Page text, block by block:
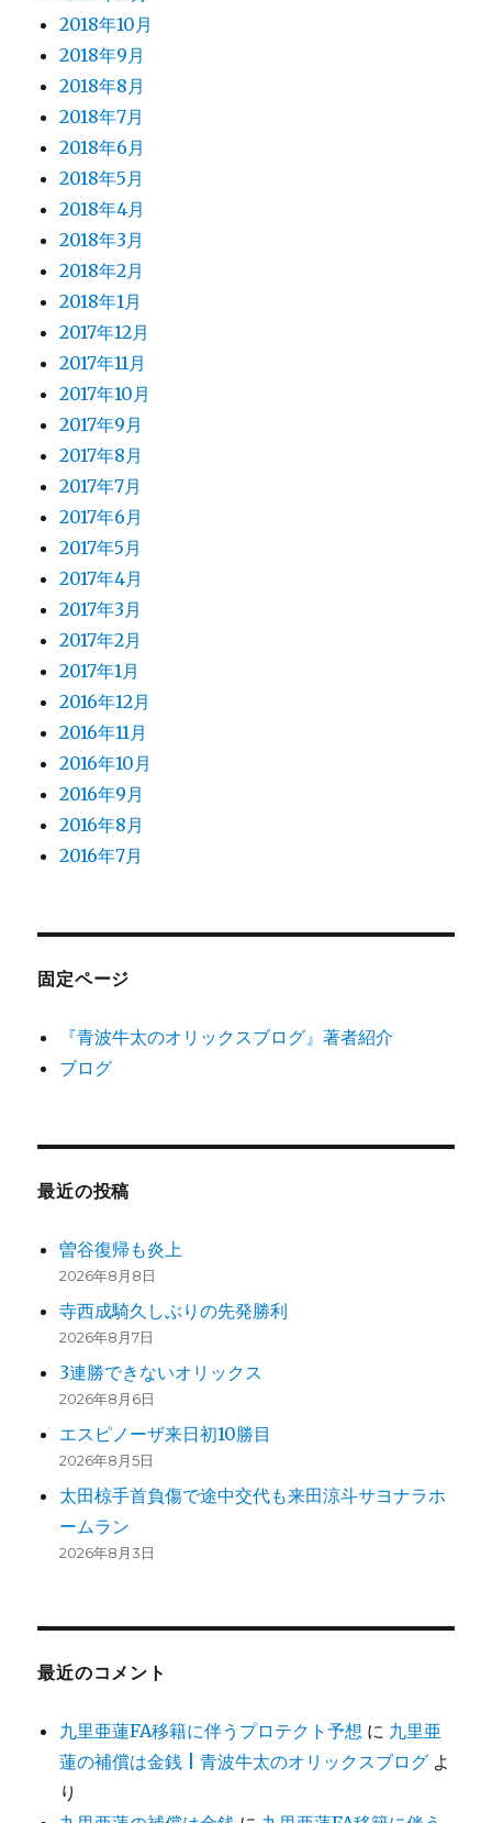
2018年10月
2018年9月
2018年8月
2018年7月
2018年6月
2018年5月
2018年4月
2018年3月
2018年2月
2018年1月
2017年12月
2017年11月
2017年10月
2017年9月
2017年8月
2017年7月
2017年6月
2017年5月
2017年4月
2017年3月
2017年2月
2017年1月
2016年12月
2016年11月
2016年10月
2016年9月
2016年8月
2016年7月
固定ページ
『青波牛太のオリックスブログ』著者紹介
ブログ
最近の投稿
曽谷復帰も炎上
2026年8月8日
寺西成騎久しぶりの先発勝利
2026年8月7日
3連勝できないオリックス
2026年8月6日
エスピノーザ来日初10勝目
2026年8月5日
太田椋手首負傷で途中交代も来田涼斗サヨナラホ
ームラン
2026年8月3日
最近のコメント
九里亜蓮FA移籍に伴うプロテクト予想 に 九里亜
蓮の補償は金銭 | 青波牛太のオリックスブログ よ
り